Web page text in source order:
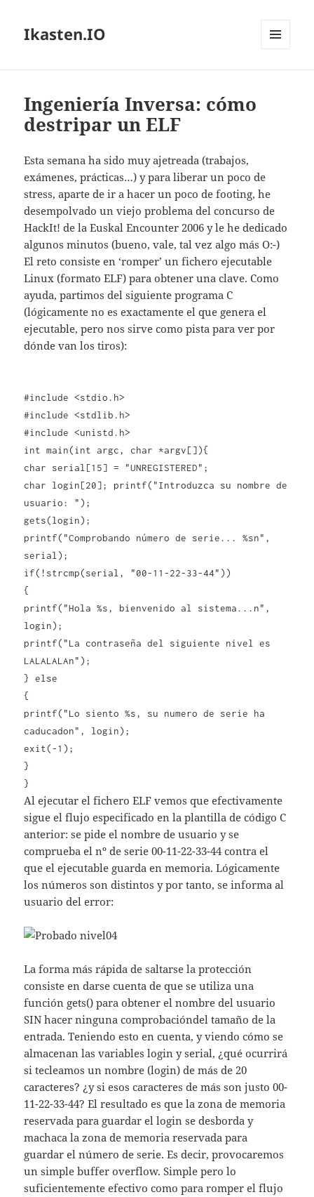
Ikasten.IO
Ingeniería Inversa: cómo
destripar un ELF
Esta semana ha sido muy ajetreada (trabajos,
exámenes, prácticas…) y para liberar un poco de
stress, aparte de ir a hacer un poco de footing, he
desempolvado un viejo problema del concurso de
HackIt! de la Euskal Encounter 2006 y le he dedicado
algunos minutos (bueno, vale, tal vez algo más O:-)
El reto consiste en ‘romper’ un fichero ejecutable
Linux (formato ELF) para obtener una clave. Como
ayuda, partimos del siguiente programa C
(lógicamente no es exactamente el que genera el
ejecutable, pero nos sirve como pista para ver por
dónde van los tiros):
#include <stdio.h>
#include <stdlib.h>
#include <unistd.h>
int main(int argc, char *argv[]){
char serial[15] = "UNREGISTERED";
char login[20]; printf("Introduzca su nombre de
usuario: ");
gets(login);
printf("Comprobando número de serie... %sn",
serial);
if(!strcmp(serial, "00-11-22-33-44"))
{
printf("Hola %s, bienvenido al sistema...n",
login);
printf("La contraseña del siguiente nivel es
LALALALAn");
} else
{
printf("Lo siento %s, su numero de serie ha
caducadon", login);
exit(-1);
}
}
Al ejecutar el fichero ELF vemos que efectivamente
sigue el flujo especificado en la plantilla de código C
anterior: se pide el nombre de usuario y se
comprueba el nº de serie 00-11-22-33-44 contra el
que el ejecutable guarda en memoria. Lógicamente
los números son distintos y por tanto, se informa al
usuario del error:
La forma más rápida de saltarse la protección
consiste en darse cuenta de que se utiliza una
función gets() para obtener el nombre del usuario
SIN hacer ninguna comprobacióndel tamaño de la
entrada. Teniendo esto en cuenta, y viendo cómo se
almacenan las variables login y serial, ¿qué ocurrirá
si tecleamos un nombre (login) de más de 20
caracteres? ¿y si esos caracteres de más son justo 00-
11-22-33-44? El resultado es que la zona de memoria
reservada para guardar el login se desborda y
machaca la zona de memoria reservada para
guardar el número de serie. Es decir, provocaremos
un simple buffer overflow. Simple pero lo
suficientemente efectivo como para romper el flujo